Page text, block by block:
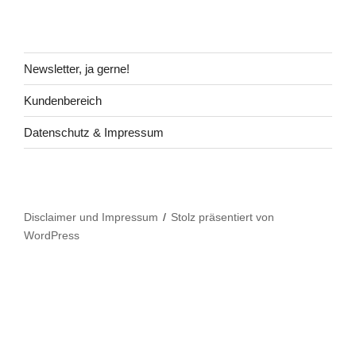
Newsletter, ja gerne!
Kundenbereich
Datenschutz & Impressum
Disclaimer und Impressum
Stolz präsentiert von
WordPress